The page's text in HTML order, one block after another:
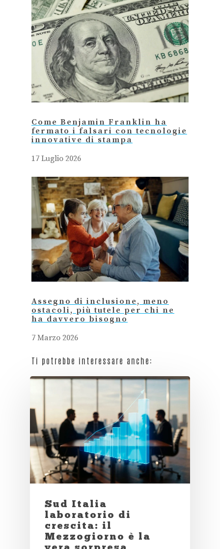
Come Benjamin Franklin ha
fermato i falsari con tecnologie
innovative di stampa
17 Luglio 2026
Assegno di inclusione, meno
ostacoli, più tutele per chi ne
ha davvero bisogno
7 Marzo 2026
Ti potrebbe interessare anche:
Sud Italia
laboratorio di
crescita: il
Mezzogiorno è la